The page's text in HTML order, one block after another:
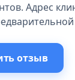
Адрес
отзыв